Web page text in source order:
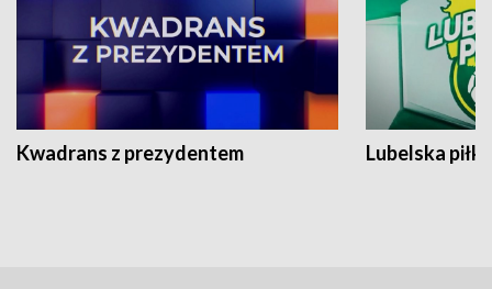
Kwadrans z prezydentem Lubelska piłka